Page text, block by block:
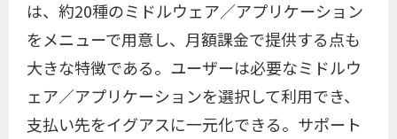
は、約20種のミドルウェア／アプリケーション
をメニューで用意し、月額課金で提供する点も
大きな特徴である。ユーザーは必要なミドルウ
ェア／アプリケーションを選択して利用でき、
支払い先をイグアスに一元化できる。サポート